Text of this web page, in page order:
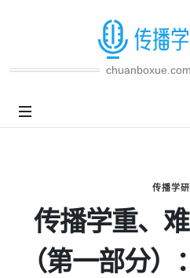
chuanboxue.com
传播学
传播学重、
（第一部分